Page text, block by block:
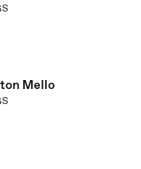
Mello